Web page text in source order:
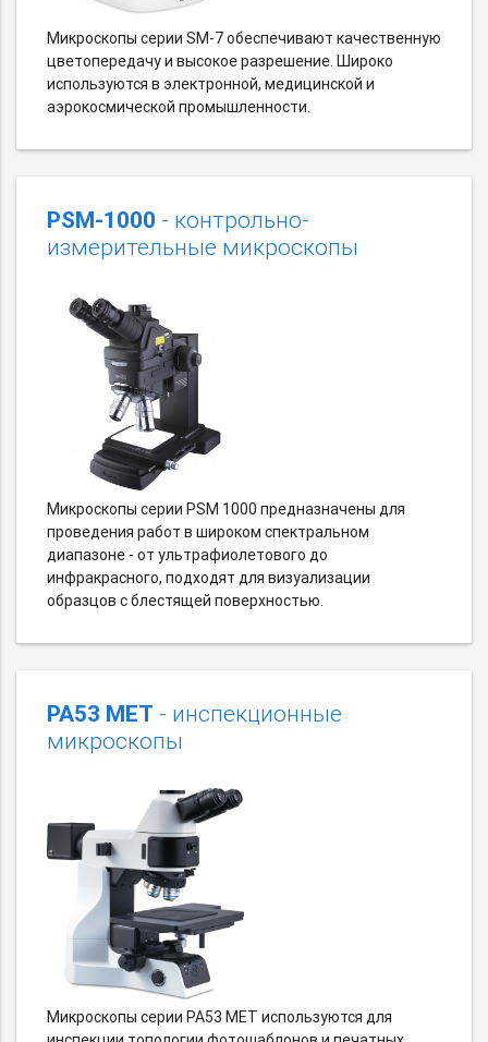
Микроскопы серии SM-7 обеспечивают качественную
цветопередачу и высокое разрешение. Широко
используются в электронной, медицинской и
аэрокосмической промышленности.
PSM-1000 - контрольно-
измерительные микроскопы
Микроскопы серии PSM 1000 предназначены для
проведения работ в широком спектральном
диапазоне - от ультрафиолетового до
инфракрасного, подходят для визуализации
образцов с блестящей поверхностью.
PA53 MET - инспекционные
микроскопы
Микроскопы серии PA53 MET используются для